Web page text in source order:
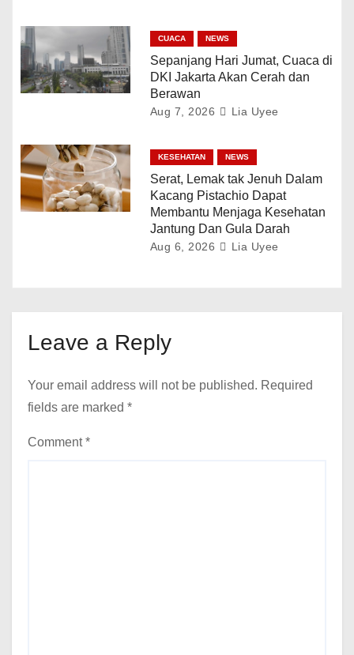
CUACA NEWS
Sepanjang Hari Jumat, Cuaca di
DKI Jakarta Akan Cerah dan
Berawan
Aug 7, 2026 Lia Uyee
KESEHATAN NEWS
Serat, Lemak tak Jenuh Dalam
Kacang Pistachio Dapat
Membantu Menjaga Kesehatan
Jantung Dan Gula Darah
Aug 6, 2026 Lia Uyee
Leave a Reply
Your email address will not be published. Required
fields are marked *
Comment*